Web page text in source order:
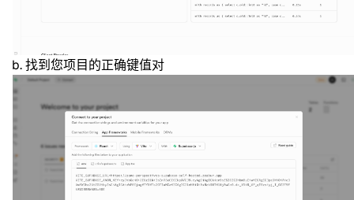
找到您项目的正确键值对